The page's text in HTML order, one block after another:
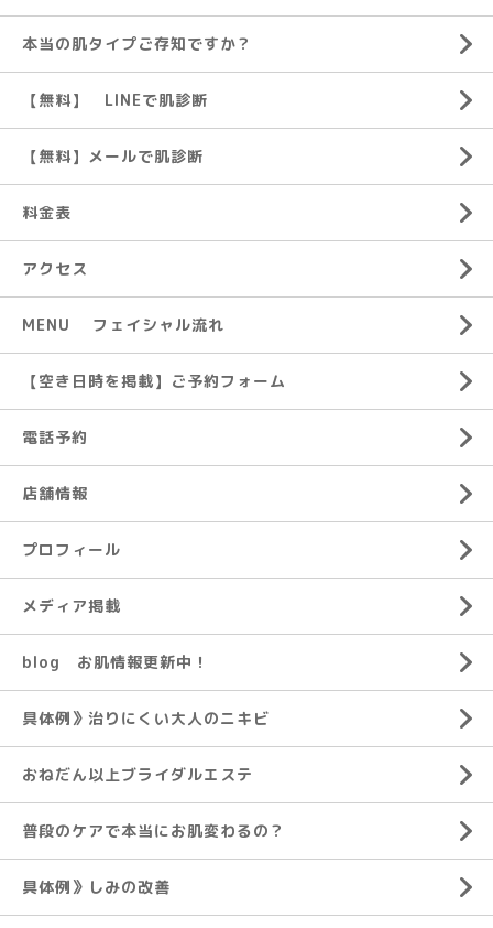
本当の肌タイプご存知ですか？
【無料】 LINEで肌診断
【無料】メールで肌診断
料金表
アクセス
MENU フェイシャル流れ
【空き日時を掲載】ご予約フォーム
電話予約
店舗情報
プロフィール
メディア掲載
blog お肌情報更新中！
具体例》治りにくい大人のニキビ
おねだん以上ブライダルエステ
普段のケアで本当にお肌変わるの？
具体例》しみの改善